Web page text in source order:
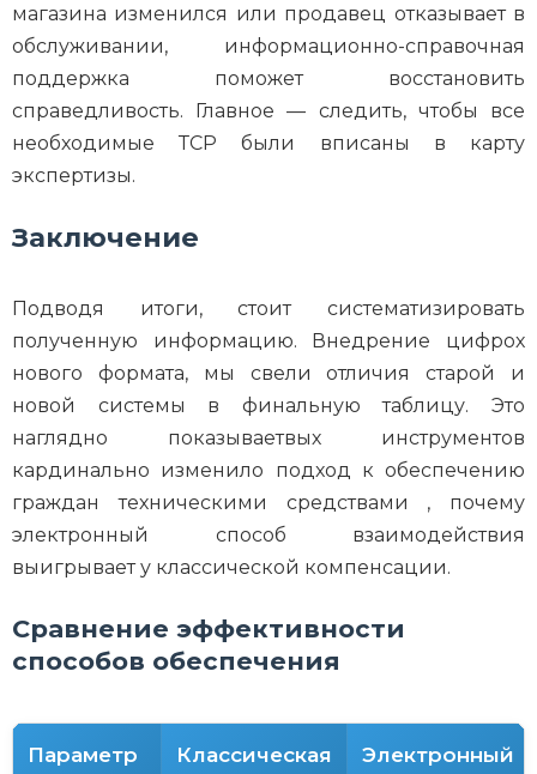
магазина изменился или продавец отказывает в
обслуживании, информационно-справочная
поддержка поможет восстановить
справедливость. Главное — следить, чтобы все
необходимые ТСР были вписаны в карту
экспертизы.
Заключение
Подводя итоги, стоит систематизировать
полученную информацию. Внедрение цифрох
нового формата, мы свели отличия старой и
новой системы в финальную таблицу. Это
наглядно показываетвых инструментов
кардинально изменило подход к обеспечению
граждан техническими средствами , почему
электронный способ взаимодействия
выигрывает у классической компенсации.
Сравнение эффективности
способов обеспечения
Параметр
Классическая
Электронный